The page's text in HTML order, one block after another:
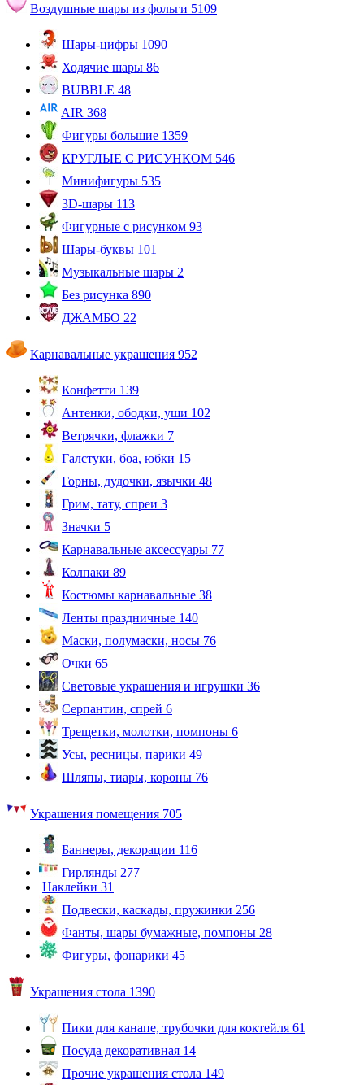
Воздушные шары из фольги 5109
Шары-цифры 1090
Ходячие шары 86
BUBBLE 48
AIR 368
Фигуры большие 1359
КРУГЛЫЕ С РИСУНКОМ 546
Минифигуры 535
3D-шары 113
Фигурные с рисунком 93
Шары-буквы 101
Музыкальные шары 2
Без рисунка 890
ДЖАМБО 22
Карнавальные украшения 952
Конфетти 139
Антенки, ободки, уши 102
Ветрячки, флажки 7
Галстуки, боа, юбки 15
Горны, дудочки, язычки 48
Грим, тату, спреи 3
Значки 5
Карнавальные аксессуары 77
Колпаки 89
Костюмы карнавальные 38
Ленты праздничные 140
Маски, полумаски, носы 76
Очки 65
Световые украшения и игрушки 36
Серпантин, спрей 6
Трещетки, молотки, помпоны 6
Усы, ресницы, парики 49
Шляпы, тиары, короны 76
Украшения помещения 705
Баннеры, декорации 116
Гирлянды 277
Наклейки 31
Подвески, каскады, пружинки 256
Фанты, шары бумажные, помпоны 28
Фигуры, фонарики 45
Украшения стола 1390
Пики для канапе, трубочки для коктейля 61
Посуда декоративная 14
Прочие украшения стола 149